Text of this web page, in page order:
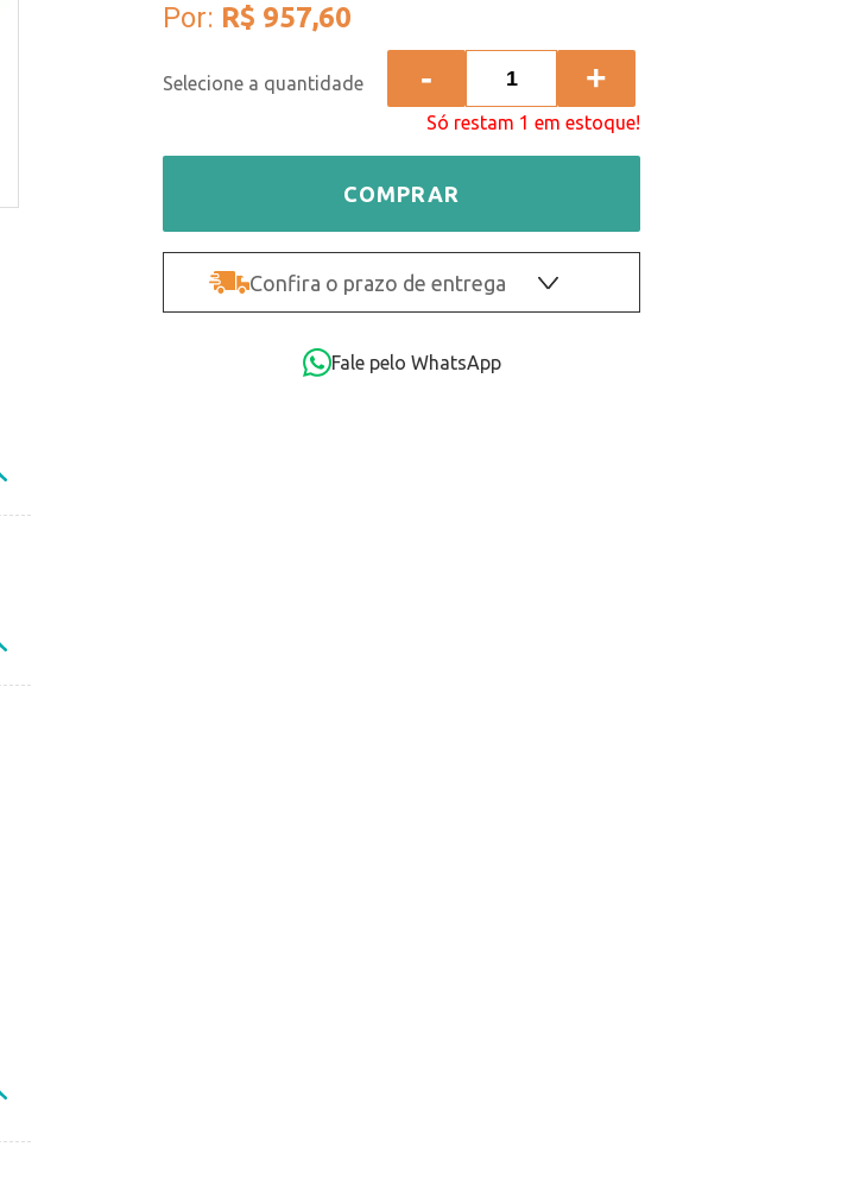
Por: R$ 957,60
- +
Só restam 1 em estoque!
COMPRAR
Confira o prazo de entrega
Fale pelo WhatsApp